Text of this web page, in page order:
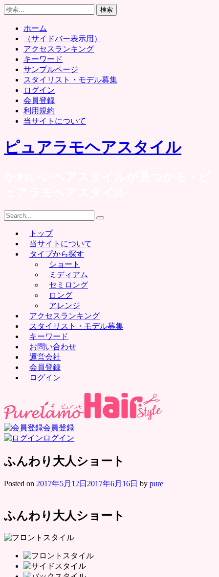
Skip
to
content
検
ホーム
（サイドバー表示用）
アクセスランキング
キーワード
サンプルページ
スタイリスト・モデル募集
ログイン
会員登録
利用規約
当サイトについて
ピュアラモヘアスタイル
Search
for:
トップ
当サイトについて
タイプから探す
ショート
ミディアム
セミロング
ロング
アレンジ
アクセスランキング
スタイリスト・モデル募集
キーワード
お問い合わせ
運営会社
会員登録
ログイン
会員登録
ログイン
ふんわり大人ショート
Posted on 2017年5月12日 2017年6月16日 by pure
ふんわり大人ショート